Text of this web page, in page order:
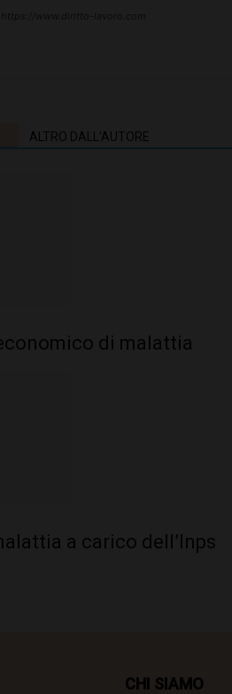
ALTRO DALL'AUTORE
di malattia
a carico dell’Inps
CHI SIAMO